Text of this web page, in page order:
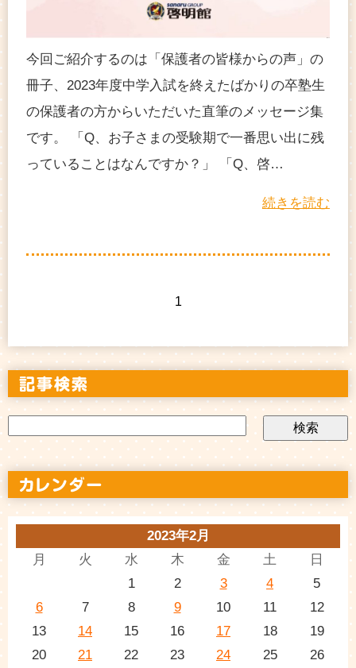
今回ご紹介するのは「保護者の皆様からの声」の
冊子、2023年度中学入試を終えたばかりの卒塾生
の保護者の方からいただいた直筆のメッセージ集
です。 「Q、お子さまの受験期で一番思い出に残
っていることはなんですか？」 「Q、啓…
続きを読む
1
2023年2月
月
火 水 木 金 土 日
1 2 3 4
5
6
7 8 9 10 11
12
13
14 15 16 17 18
19
20
21 22 23 24 25
26